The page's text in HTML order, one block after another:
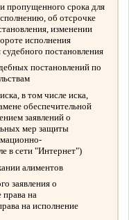
пропущенного срока для
об отсрочке
изменении
исполнения
постановления
постановлений по
в том числе иска,
обеспечительной
заявлений о
мер защиты
в сети "Интернет")
алиментов
заявления о
на
на исполнение